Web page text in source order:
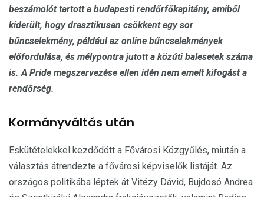
beszámolót tartott a budapesti rendőrfőkapitány, amiből
kiderült, hogy drasztikusan csökkent egy sor
bűncselekmény, például az online bűncselekmények
előfordulása, és mélypontra jutott a közúti balesetek száma
is. A Pride megszervezése ellen idén nem emelt kifogást a
rendőrség.
Kormányváltás után
Eskütételekkel kezdődött a Fővárosi Közgyűlés, miután a
választás átrendezte a fővárosi képviselők listáját. Az
országos politikába léptek át Vitézy Dávid, Bujdosó Andrea